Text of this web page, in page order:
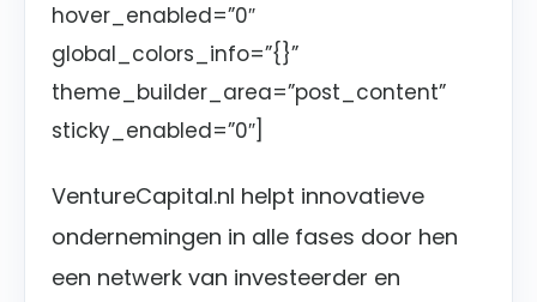
hover_enabled=”0″
global_colors_info=”{}”
theme_builder_area=”post_content”
sticky_enabled=”0″]
VentureCapital.nl helpt innovatieve
ondernemingen in alle fases door hen
een netwerk van investeerder en